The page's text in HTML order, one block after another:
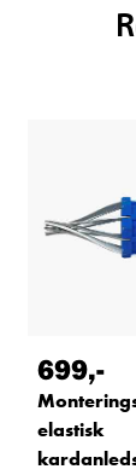
699,-
elastisk